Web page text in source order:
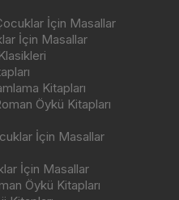
İçin Masallar
İçin Masallar
Kitapları
Öykü Kitapları
İçin Masallar
İçin Masallar
Öykü Kitapları